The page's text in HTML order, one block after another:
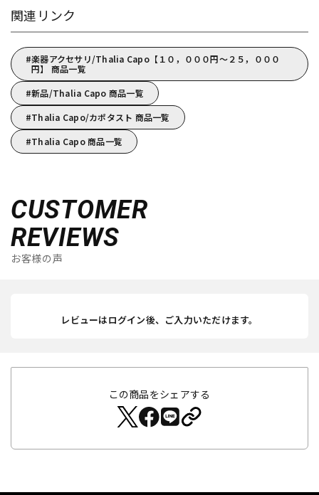
関連リンク
楽器アクセサリ/Thalia Capo【１０，０００円～２５，０００
円】 商品一覧
新品/Thalia Capo 商品一覧
Thalia Capo/カポタスト 商品一覧
Thalia Capo 商品一覧
CUSTOMER
REVIEWS
お客様の声
レビューはログイン後、ご入力いただけます。
この商品をシェアする